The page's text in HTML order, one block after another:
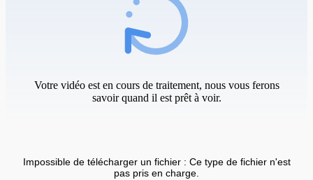
Votre vidéo est en cours de traitement, nous vous ferons
savoir quand il est prêt à voir.
Impossible de télécharger un fichier : Ce type de fichier n'est
pas pris en charge.